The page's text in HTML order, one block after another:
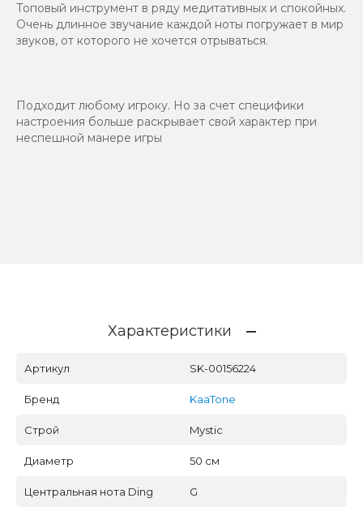
Топовый инструмент в ряду медитативных и спокойных.
Очень длинное звучание каждой ноты погружает в мир
звуков, от которого не хочется отрываться.
Подходит любому игроку. Но за счет специфики
настроения больше раскрывает свой характер при
неспешной манере игры
Характеристики
Артикул SK-00156224
Бренд KaaTone
Строй Mystic
Диаметр 50 см
Центральная нота Ding G